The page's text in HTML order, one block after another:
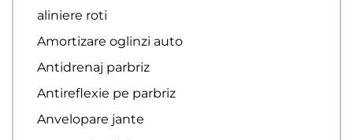
aliniere roti
Amortizare oglinzi auto
Antidrenaj parbriz
Antireflexie pe parbriz
Anvelopare jante